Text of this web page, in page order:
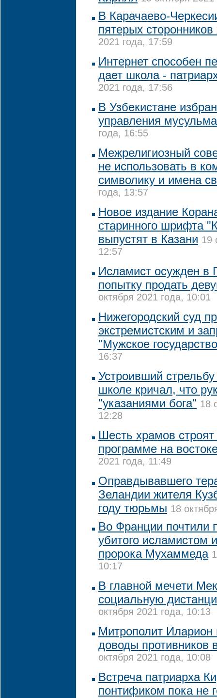
В Карачаево-
пятерых
2021 года, 17:59
Интернет способен
дает школа -
2021 года, 17:56
В Узбекистане
управления
года, 16:55
Межрелигиозный
не использовать в
символику и имена
года, 13:57
Новое издание
старинного шрифта
выпустят в Казани 19
12:57
Исламист осужден в
попытку продать
октября 2021 года, 10:01
Нижегородский суд
экстремистским и
"Мужское
16:37
Устроивший
школе кричал, что
"указаниями бога" 18
12:28
Шесть храмов строят
программе на
2021 года, 11:49
Оправдывавшего
Зеландии жителя
году тюрьмы 18
Во Франции почтили
убитого исламистом
пророка Мухаммеда
10:17
В главной мечети
социальную
октября 2021 года, 10:13
Митрополит
доводы противников
октября 2021 года, 10:08
Встреча патриарха
понтификом пока не